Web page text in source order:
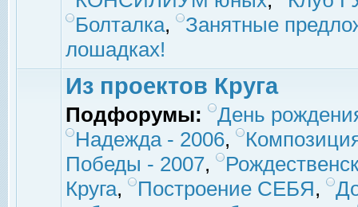
Болталка,
Занятные
лошадках!
Из проектов Круга
Подфорумы:
День
Надежда - 2006,
Победы - 2007,
Круга, Построение СЕБЯ,